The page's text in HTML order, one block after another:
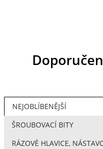
NEJOBLÍBENĚJŠÍ
ŠROUBOVACÍ BITY
RÁZOVÉ HLAVICE,